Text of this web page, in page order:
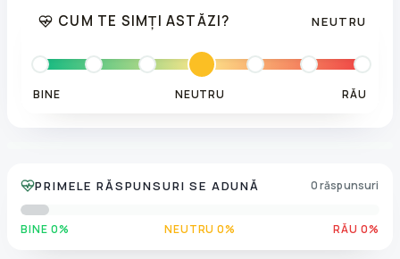
CUM TE SIMȚI ASTĂZI? NEUTRU
BINE NEUTRU RĂU
PRIMELE RĂSPUNSURI SE ADUNĂ 0 răspunsuri
BINE 0% NEUTRU 0% RĂU 0%